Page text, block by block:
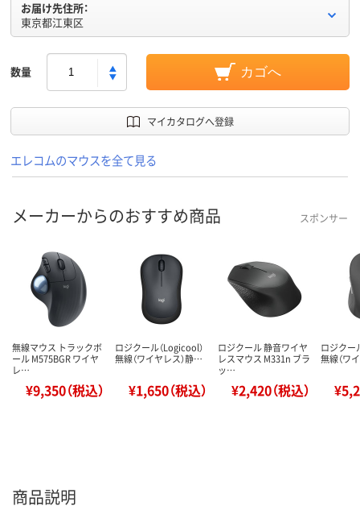
お届け先住所：
東京都江東区
数量 カゴへ
マイカタログへ登録
エレコムのマウスを全て見る
メーカーからのおすすめ商品 スポンサー
無線マウス トラックボ
ール M575BGR ワイヤ
レ…
¥9,350（税込）
ロジクール（Logicool）
無線（ワイヤレス）静…
¥1,650（税込）
ロジクール 静音ワイヤ
レスマウス M331n ブラ
ッ…
¥2,420（税込）
ロジクー
無線（ワ
商品説明